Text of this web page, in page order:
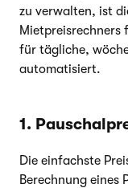
zu verwalten, ist
Mietpreisrechners
für tägliche,
automatisiert.
1.
Die einfachste
Berechnung eines